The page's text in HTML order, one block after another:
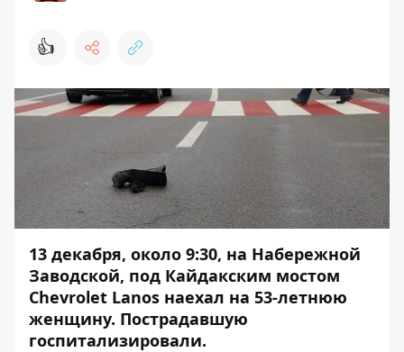
👍
13 декабря, около 9:30, на Набережной
Заводской, под Кайдакским мостом
Chevrolet Lanos наехал на 53-летнюю
женщину. Пострадавшую
госпитализировали.